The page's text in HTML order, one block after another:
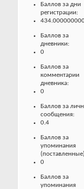
Баллов за дни
регистрации:
Баллов за
дневники:
0
Баллов за
комментарии
дневника:
0
Баллов за
сообщения:
0.4
Баллов за
упоминания
0
Баллов за
упоминания